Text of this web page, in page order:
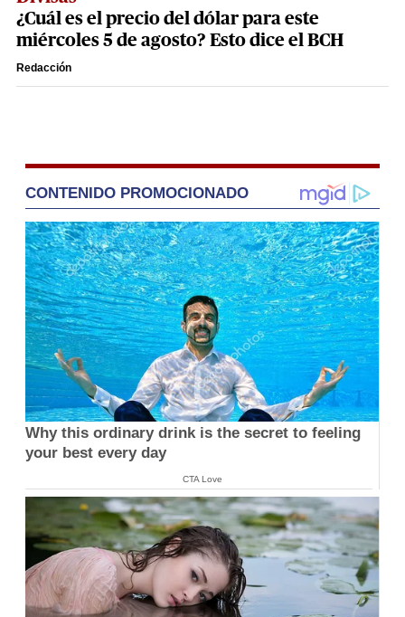
¿Cuál es el precio del dólar para este
miércoles 5 de agosto? Esto dice el BCH
Redacción
CONTENIDO PROMOCIONADO
Why this ordinary drink is the secret to feeling
your best every day
CTA Love